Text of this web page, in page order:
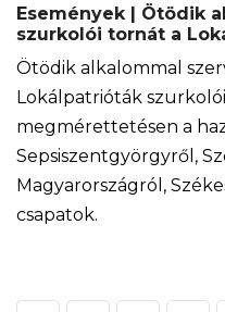
Események | Ötödik
szurkolói tornát a
Ötödik alkalommal
Lokálpatrióták
megmérettetésen a
Sepsiszentgyörgyről,
Magyarországról,
csapatok.